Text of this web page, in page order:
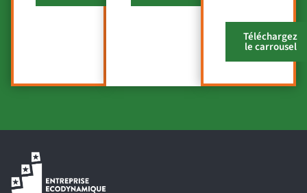
Téléchargez
le carrousel